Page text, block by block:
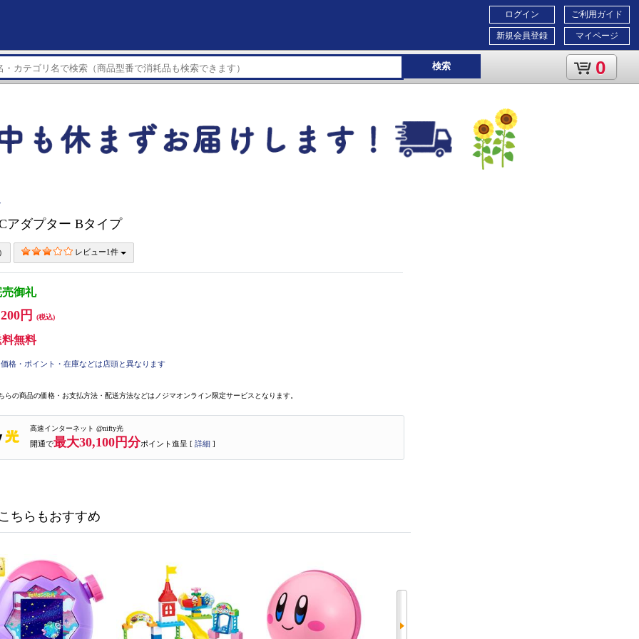
ご利用ガイド
マイページ
ログイン
新規会員登録
検索 0
アダプター Bタイプ
レビュー1件
売御礼
円 (税込)
料無料
価格・ポイント・在庫などは店頭と異なります
らの商品の価格・お支払方法・配送方法などはノジマオンライン限定サービスとなります。
高速インターネット @nifty光
開通で最大30,100円分ポイント進呈 [ 詳細 ]
ちらもおすすめ